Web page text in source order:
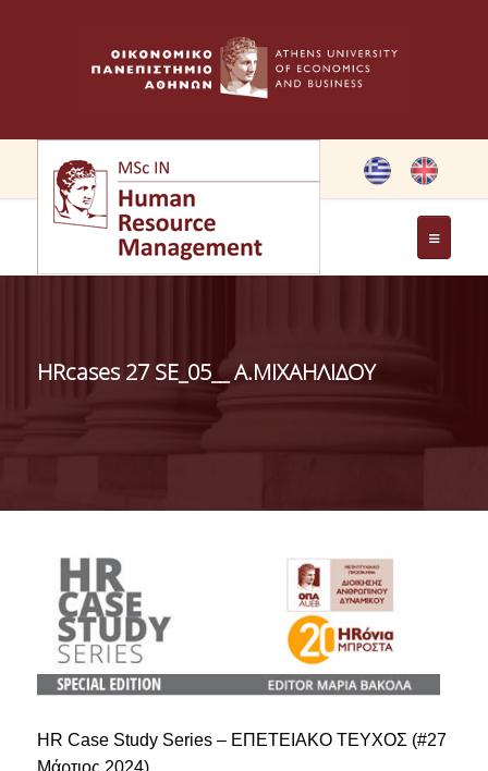
GREETING FROM THE DIRECTOR OF THE MSC PROGRAM
GREETING FROM THE FOUNDER
INFRASTRUCTURES
PROGRAM COURSES
MSC IN HRM GUIDE
PROSPECTIVE STUDENTS
WHO IT IS FOR
HRcases 27 SE_05__ Α.ΜΙΧΑΗΛΙΔΟΥ
HR Case Study Series – ΕΠΕΤΕΙΑΚΟ ΤΕΥΧΟΣ (#27